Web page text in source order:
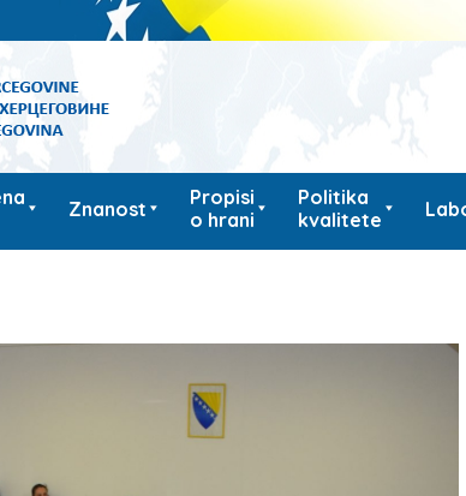
Znanost
Propisi
o hrani
Politika
kvalitete